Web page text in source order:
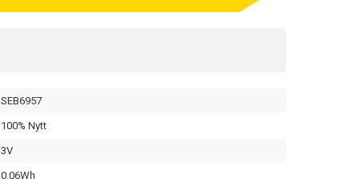
SEB6957
100% Nytt
3V
0.06Wh